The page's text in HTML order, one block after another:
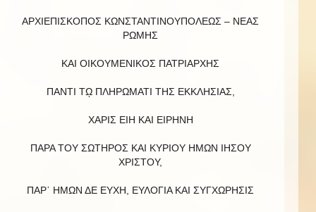
ΑΡΧΙΕΠΙΣΚΟΠΟΣ ΚΩΝΣΤΑΝΤΙΝΟΥΠΟΛΕΩΣ – ΝΕΑΣ
ΡΩΜΗΣ
ΚΑΙ ΟΙΚΟΥΜΕΝΙΚΟΣ ΠΑΤΡΙΑΡΧΗΣ
ΠΑΝΤΙ Τῼ ΠΛΗΡΩΜΑΤΙ ΤΗΣ ΕΚΚΛΗΣΙΑΣ,
ΧΑΡΙΣ ΕΙΗ ΚΑΙ ΕΙΡΗΝΗ
ΠΑΡΑ ΤΟΥ ΣΩΤΗΡΟΣ ΚΑΙ ΚΥΡΙΟΥ ΗΜΩΝ ΙΗΣΟΥ
ΧΡΙΣΤΟΥ,
ΠΑΡ᾿ HΜΩΝ ΔΕ ΕΥΧΗ, ΕΥΛΟΓΙΑ ΚΑΙ ΣΥΓΧΩΡΗΣΙΣ